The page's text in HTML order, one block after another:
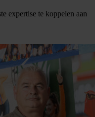
expertise te koppelen aan